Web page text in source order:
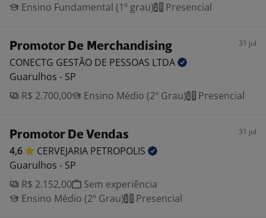
Ensino Fundamental (1º grau)
Presencial
Promotor De Merchandising 31 jul
CONECTG GESTÃO DE PESSOAS LTDA
Guarulhos - SP
R$ 2.700,00
Ensino Médio (2º Grau) Presencial
Promotor De Vendas 31 jul
4,6 CERVEJARIA PETROPOLIS
Guarulhos - SP
R$ 2.152,00
Sem experiência
Ensino Médio (2º Grau)
Presencial